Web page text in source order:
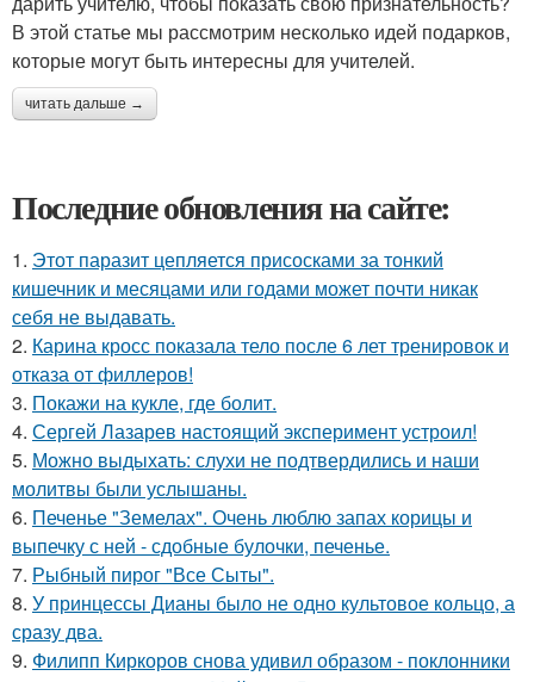
В этой статье мы рассмотрим несколько идей подарков,
которые могут быть интересны для учителей.
читать дальше →
Последние обновления на сайте:
1. Этот паразит цепляется присосками за тонкий
кишечник и месяцами или годами может почти никак
себя не выдавать.
2. Карина кросс показала тело после 6 лет тренировок и
отказа от филлеров!
3. Покажи на кукле, где болит.
4. Сергей Лазарев настоящий эксперимент устроил!
5. Можно выдыхать: слухи не подтвердились и наши
молитвы были услышаны.
6. Печенье "Земелах". Очень люблю запах корицы и
выпечку с ней - сдобные булочки, печенье.
7. Рыбный пирог "Все Сыты".
8. У принцессы Дианы было не одно культовое кольцо, а
сразу два.
9. Филипп Киркоров снова удивил образом - поклонники